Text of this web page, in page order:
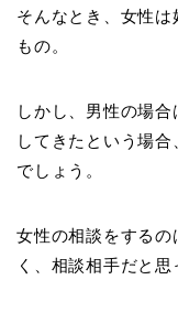
そんなとき、女性
もの。
しかし、男性の場
してきたという場
でしょう。
女性の相談をする
く、相談相手だと思